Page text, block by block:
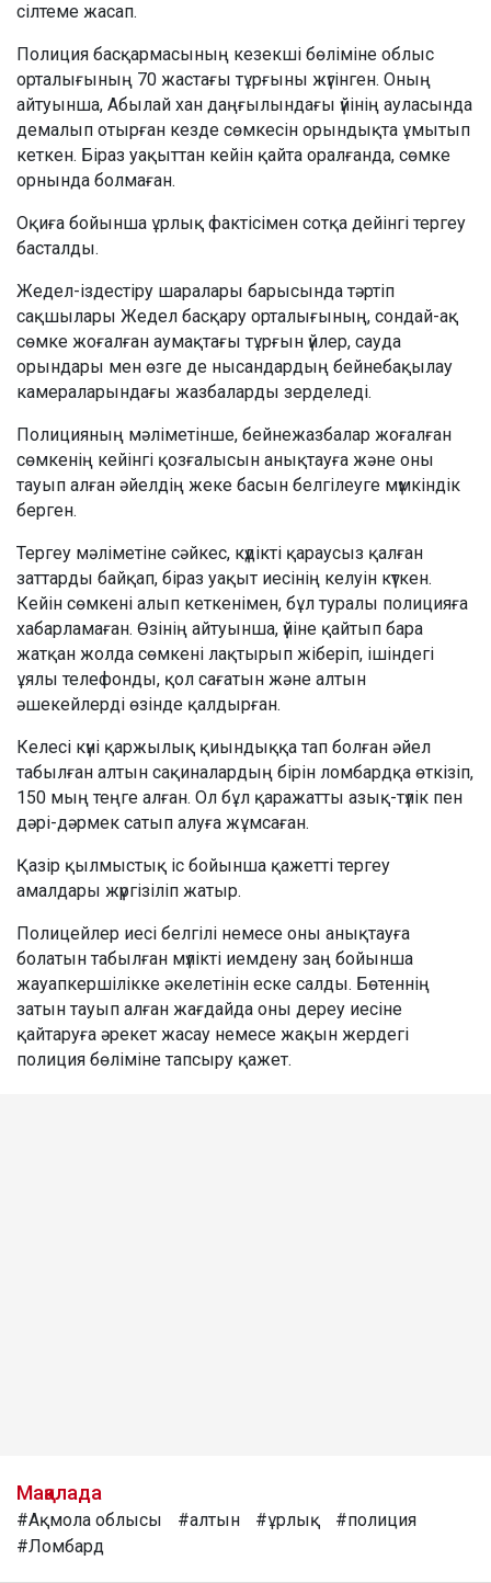
сілтеме жасап.
Полиция басқармасының кезекші бөліміне облыс
орталығының 70 жастағы тұрғыны жүгінген. Оның
айтуынша, Абылай хан даңғылындағы үйінің ауласында
демалып отырған кезде сөмкесін орындықта ұмытып
кеткен. Біраз уақыттан кейін қайта оралғанда, сөмке
орнында болмаған.
Оқиға бойынша ұрлық фактісімен сотқа дейінгі тергеу
басталды.
Жедел-іздестіру шаралары барысында тәртіп
сақшылары Жедел басқару орталығының, сондай-ақ
сөмке жоғалған аумақтағы тұрғын үйлер, сауда
орындары мен өзге де нысандардың бейнебақылау
камераларындағы жазбаларды зерделеді.
Полицияның мәліметінше, бейнежазбалар жоғалған
сөмкенің кейінгі қозғалысын анықтауға және оны
тауып алған әйелдің жеке басын белгілеуге мүмкіндік
берген.
Тергеу мәліметіне сәйкес, күдікті қараусыз қалған
заттарды байқап, біраз уақыт иесінің келуін күткен.
Кейін сөмкені алып кеткенімен, бұл туралы полицияға
хабарламаған. Өзінің айтуынша, үйіне қайтып бара
жатқан жолда сөмкені лақтырып жіберіп, ішіндегі
ұялы телефонды, қол сағатын және алтын
әшекейлерді өзінде қалдырған.
Келесі күні қаржылық қиындыққа тап болған әйел
табылған алтын сақиналардың бірін ломбардқа өткізіп,
150 мың теңге алған. Ол бұл қаражатты азық-түлік пен
дәрі-дәрмек сатып алуға жұмсаған.
Қазір қылмыстық іс бойынша қажетті тергеу
амалдары жүргізіліп жатыр.
Полицейлер иесі белгілі немесе оны анықтауға
болатын табылған мүлікті иемдену заң бойынша
жауапкершілікке әкелетінін еске салды. Бөтеннің
затын тауып алған жағдайда оны дереу иесіне
қайтаруға әрекет жасау немесе жақын жердегі
полиция бөліміне тапсыру қажет.
Мақалада
#Ақмола облысы #алтын #ұрлық
#полиция
#Ломбард